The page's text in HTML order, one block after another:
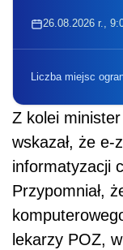
26.08.2026 r.,
Liczba miejsc
Z kolei minister
wskazał, że
informatyzacji
Przypomniał,
lekarzy POZ,